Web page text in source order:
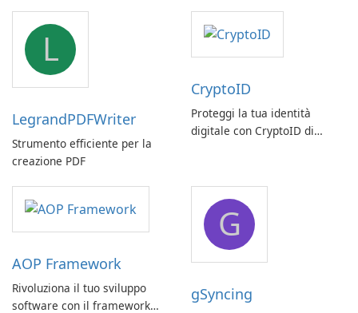
L
LegrandPDFWriter
Strumento efficiente per la
creazione PDF
CryptoID
Proteggi la tua identità
digitale con CryptoID di
AOP Framework
Rivoluziona il tuo sviluppo
software con il framework
G
gSyncing